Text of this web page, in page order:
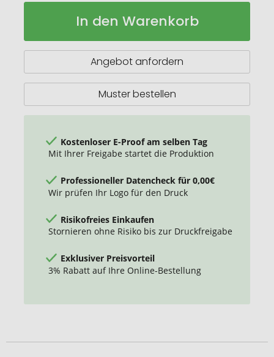
Reagenzglas
Auf
In den Warenkorb
Angebot anfordern
Muster bestellen
Kostenloser E-Proof am selben Tag
Mit Ihrer Freigabe startet die Produktion
Professioneller Datencheck für 0,00€
Wir prüfen Ihr Logo für den Druck
Risikofreies Einkaufen
Stornieren ohne Risiko bis zur Druckfreigabe
Exklusiver Preisvorteil
3% Rabatt auf Ihre Online-Bestellung